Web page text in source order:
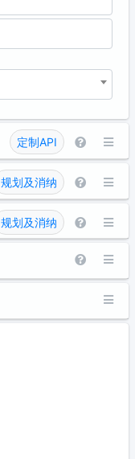
定制API
规划及消纳
规划及消纳